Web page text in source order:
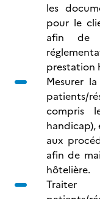
les
pour le
afin de
prestation
Mesurer
patients/
compris
aux
afin de
hôtelière.
Traiter